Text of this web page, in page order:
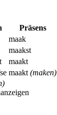
Präsens
maak
maakst
maakt
maakt (maken)
anzeigen